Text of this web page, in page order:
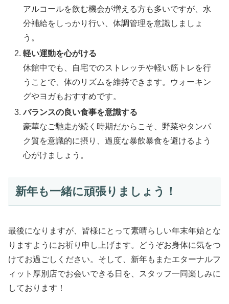
アルコールを飲む機会が増える方も多いですが、水
分補給をしっかり行い、体調管理を意識しましょ
う。
軽い運動を心がける
休館中でも、自宅でのストレッチや軽い筋トレを行
うことで、体のリズムを維持できます。ウォーキン
グやヨガもおすすめです。
バランスの良い食事を意識する
豪華なご馳走が続く時期だからこそ、野菜やタンパ
ク質を意識的に摂り、過度な暴飲暴食を避けるよう
心がけましょう。
新年も一緒に頑張りましょう！
最後になりますが、皆様にとって素晴らしい年末年始とな
りますようにお祈り申し上げます。どうぞお身体に気をつ
けてお過ごしください。そして、新年もまたエターナルフ
ィット厚別店でお会いできる日を、スタッフ一同楽しみに
しております！